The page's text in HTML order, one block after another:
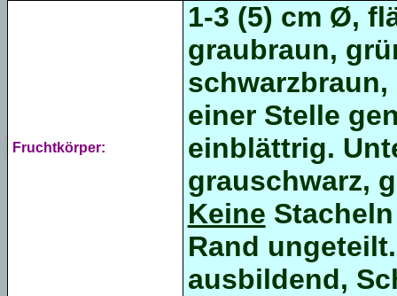
Fruchtkörper:
1-3 (5) cm Ø,
graubraun,
einer Stelle
einblättrig.
grauschwarz,
Keine
Rand
ausbildend,